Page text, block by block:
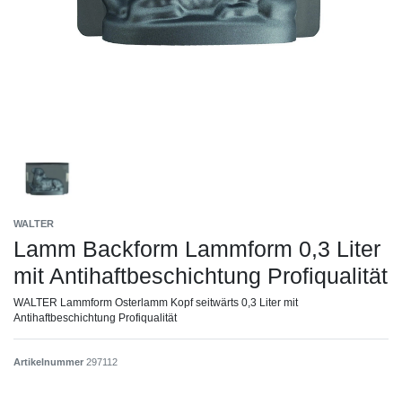
WALTER
Lamm Backform Lammform 0,3 Liter
mit Antihaftbeschichtung Profiqualität
WALTER Lammform Osterlamm Kopf seitwärts 0,3 Liter mit
Antihaftbeschichtung Profiqualität
Artikelnummer 297112